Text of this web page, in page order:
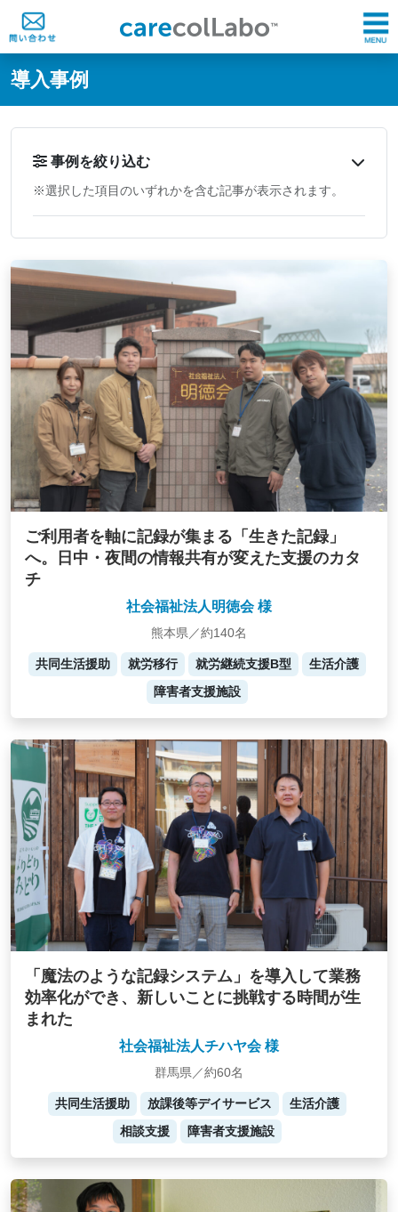
@ -0,0 +1,60 @@
導入事例
事例を絞り込む
※選択した項目のいずれかを含む記事が表示されます。
ご利用者を軸に記録が集まる「生きた記録」
へ。日中・夜間の情報共有が変えた支援のカタ
チ
社会福祉法人明徳会 様
熊本県／約140名
共同生活援助 就労移行 就労継続支援B型
生活介護
障害者支援施設
「魔法のような記録システム」を導入して業務
効率化ができ、新しいことに挑戦する時間が生
まれた
社会福祉法人チハヤ会 様
群馬県／約60名
共同生活援助 放課後等デイサービス
生活介護
相談支援
障害者支援施設